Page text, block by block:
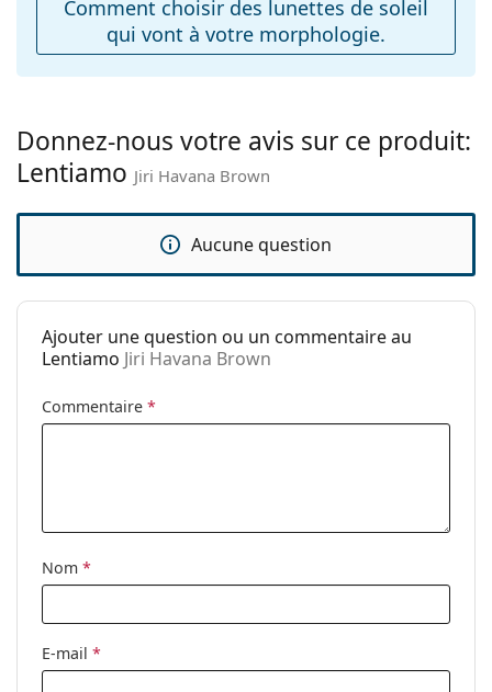
Non
Accessoires
Tissu de
nettoyage:
Oui
Unisex
Catégorie:
Lunettes de soleil
Utilisation:
Mode
Non
Comment choisir des lunettes de soleil
qui vont à votre morphologie.
Donnez-nous votre avis sur ce produit:
Lentiamo Jiri Havana Brown
Aucune question
Ajouter une question ou un commentaire au
Lentiamo Jiri Havana Brown
Commentaire *
Nom *
E-mail *